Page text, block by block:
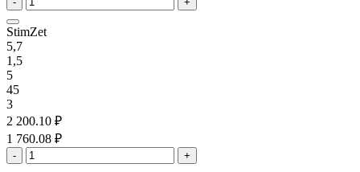
StimZet
5,7
1,5
5
45
3
2 200.10 ₽
1 760.08 ₽
- +